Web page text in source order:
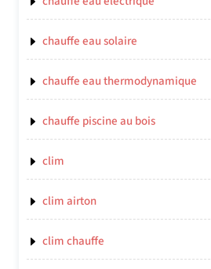
chauffe eau solaire
chauffe eau thermodynamique
chauffe piscine au bois
clim
clim airton
clim chauffe